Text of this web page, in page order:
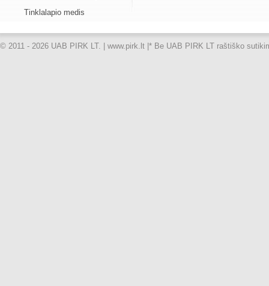
Tinklalapio medis
© 2011 - 2026 UAB PIRK LT. | www.pirk.lt |* Be UAB PIRK LT raštiško